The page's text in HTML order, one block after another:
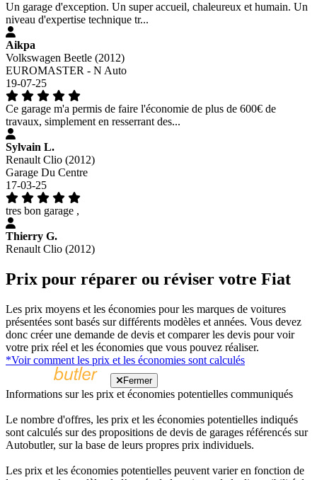
Un garage d'exception. Un super accueil, chaleureux et humain. Un
niveau d'expertise technique tr...
Aikpa
Volkswagen Beetle (2012)
EUROMASTER - N Auto
19-07-25
Ce garage m'a permis de faire l'économie de plus de 600€ de
travaux, simplement en resserrant des...
Sylvain L.
Renault Clio (2012)
Garage Du Centre
17-03-25
tres bon garage ,
Thierry G.
Renault Clio (2012)
Prix pour réparer ou réviser votre Fiat
Les prix moyens et les économies pour les marques de voitures
présentées sont basés sur différents modèles et années. Vous devez
donc créer une demande de devis et comparer les devis pour voir
votre prix réel et les économies que vous pouvez réaliser.
*Voir comment les prix et les économies sont calculés
Fermer
Informations sur les prix et économies potentielles communiqués
Le nombre d'offres, les prix et les économies potentielles indiqués
sont calculés sur des propositions de devis de garages référencés sur
Autobutler, sur la base de leurs propres prix individuels.
Les prix et les économies potentielles peuvent varier en fonction de